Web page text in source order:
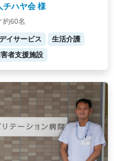
チハヤ会 様
約60名
イサービス
生活介護
害者支援施設